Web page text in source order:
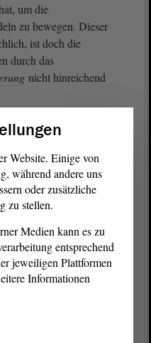
um die
zu bewegen. Dieser
ist doch die
durch das
nicht hinreichend
schnellstmöglich
zustimmen.
Website. Einige von
während andere uns
oder zusätzliche
zu stellen.
Medien kann es zu
entsprechend
jeweiligen Plattformen
Informationen